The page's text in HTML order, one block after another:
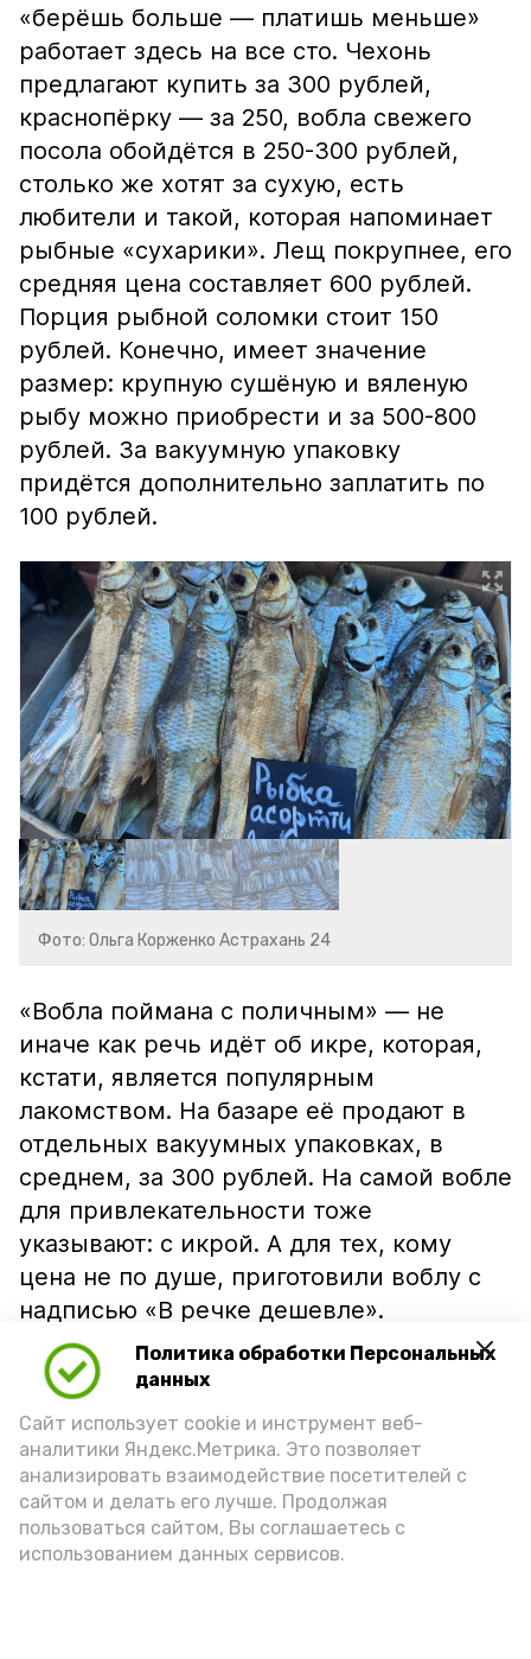
Политика обработки Персональных
данных
Сайт использует cookie и инструмент веб-
аналитики Яндекс.Метрика. Это позволяет
анализировать взаимодействие посетителей с
сайтом и делать его лучше. Продолжая
пользоваться сайтом, Вы соглашаетесь с
использованием данных сервисов.
«берёшь больше — платишь меньше»
работает здесь на все сто. Чехонь
предлагают купить за 300 рублей,
краснопёрку — за 250, вобла свежего
посола обойдётся в 250-300 рублей,
столько же хотят за сухую, есть
любители и такой, которая напоминает
рыбные «сухарики». Лещ покрупнее, его
средняя цена составляет 600 рублей.
Порция рыбной соломки стоит 150
рублей. Конечно, имеет значение
размер: крупную сушёную и вяленую
рыбу можно приобрести и за 500-800
рублей. За вакуумную упаковку
придётся дополнительно заплатить по
100 рублей.
Фото: Ольга Корженко Астрахань 24
«Вобла поймана с поличным» — не
иначе как речь идёт об икре, которая,
кстати, является популярным
лакомством. На базаре её продают в
отдельных вакуумных упаковках, в
среднем, за 300 рублей. На самой вобле
для привлекательности тоже
указывают: с икрой. А для тех, кому
цена не по душе, приготовили воблу с
надписью «В речке дешевле».